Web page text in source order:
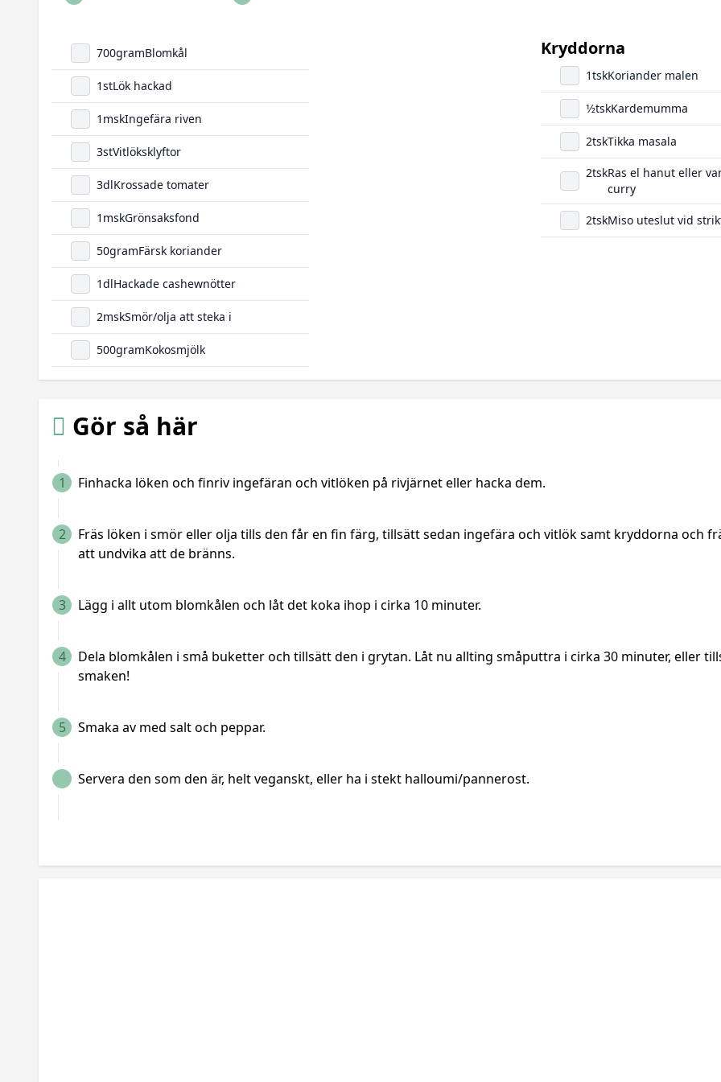
700gramBlomkål
1stLök hackad
1 mskIngefära riven
3stVitlöksklyftor
3dlKrossade tomater
1 mskGrönsaksfond
50gramFärsk koriander
1dlHackade cashewnötter
2mskSmör/olja att steka i
500gramKokosmjölk
Kryddorna
1tskKoriander malen
1/2tskKardemumma
2tskTikka masala
2tskRas el hanut eller
curry
2tskMiso uteslut vid
Gör så här
1 Finhacka löken och finriv ingefäran och vitlöken på rivjärnet eller hacka dem.
2
Fräs löken i smör eller olja tills den får en fin färg, tillsätt sedan ingefära och vitlök samt kryddorna och
att undvika att de bränns.
3 Lägg i allt utom blomkålen och låt det koka ihop i cirka 10 minuter.
4
Dela blomkålen i små buketter och tillsätt den i grytan. Låt nu allting småputtra i cirka 30 minuter, eller
smaken!
5 Smaka av med salt och peppar.
Servera den som den är, helt veganskt, eller ha i stekt halloumi/pannerost.